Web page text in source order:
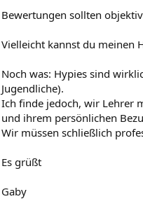
Bewertungen sollten
Vielleicht kannst du meinen
Noch was: Hypies sind
Jugendliche).
Ich finde jedoch, wir Lehrer
und ihrem persönlichen
Wir müssen schließlich
Es grüßt
Gaby